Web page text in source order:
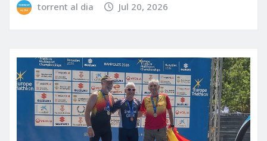
torrent al dia Jul 20, 2026